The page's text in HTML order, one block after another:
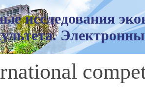
исследования